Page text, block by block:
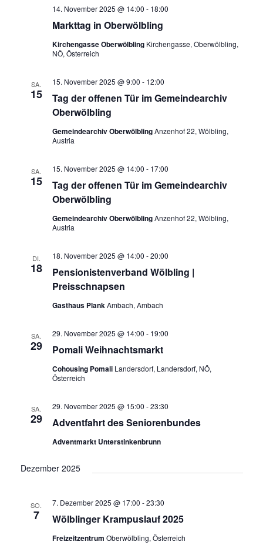
Markttag in Oberwölbling
14. November 2025 @ 14:00 - 18:00
Kirchengasse Oberwölbling Kirchengasse, Oberwölbling,
NÖ, Österreich
SA.
15
Tag der offenen Tür im Gemeindearchiv
Oberwölbling
15. November 2025 @ 9:00 - 12:00
Gemeindearchiv OberwölblingAnzenhof 22, Wölbling,
Austria
SA.
15
Tag der offenen Tür im Gemeindearchiv
Oberwölbling
15. November 2025 @ 14:00 - 17:00
Gemeindearchiv OberwölblingAnzenhof 22, Wölbling,
Austria
DI.
18
Pensionistenverband Wölbling |
Preisschnapsen
18. November 2025 @ 14:00 -20:00
Gasthaus PlankAmbach, Ambach
SA.
29 Pomali Weihnachtsmarkt
29. November 2025 @ 14:00 - 19:00
Cohousing Pomali Landersdorf, Landersdorf, NÖ,
Österreich
SA.
29 Adventfahrt des Seniorenbundes
29. November 2025 @ 15:00 -23:30
Adventmarkt Unterstinkenbrunn
Dezember 2025
SO.
7 Wölblinger Krampuslauf 2025
7. Dezember 2025 @ 17:00 -23:30
Freizeitzentrum Oberwölbling, Österreich